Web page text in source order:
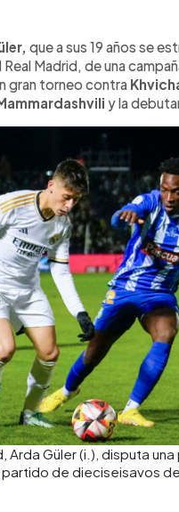
que a sus 19 años se
Real Madrid, de una
gran torneo contra
y la
Güler (i.), disputa
de dieciseisavos